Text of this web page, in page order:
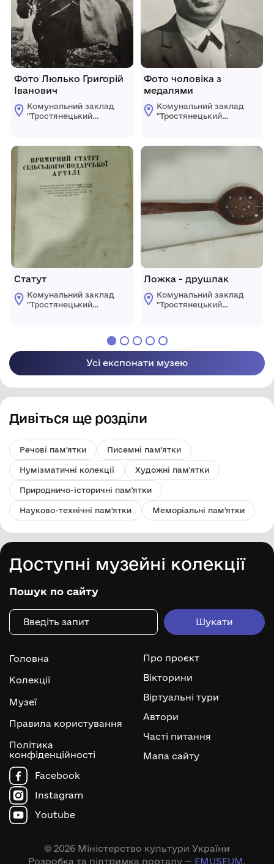
Фото Люлько Григорій
Іванович
Комунальний заклад
"Тростянецький
Статут
Комунальний заклад
"Тростянецький
Фото чоловіка з
медалями
Комунальний заклад
"Тростянецький
Ложка - друшлак
Комунальний заклад
"Тростянецький
Усі експонати музею
Дивіться ще розділи
Речові пам'ятки Писемні пам'ятки
Нумізматичні колекції Художні пам'ятки
Природничо-історичні пам'ятки
Науково-технічні пам'ятки Меморіальні пам'ятки
Доступні музейні колекції
Пошук по сайту
Головна
Колекції
Музеї
Правила користування
Політика
конфіденційності
Про проєкт
Вікторини
Віртуальні тури
Автори
Часті питання
Мапа сайту
Facebook
Instagram
Youtube
© 2026 Міністерство культури України
Розробка та підтримка порталу — EMUSEUM.